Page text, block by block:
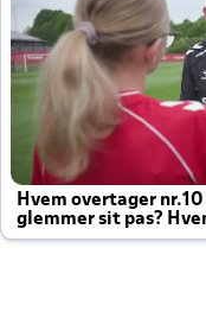
Hvem overtager
glemmer sit pas?
altid til efter kampe?